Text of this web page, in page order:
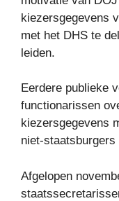
kiezersgegevens
met het DHS te
leiden.
Eerdere publieke
functionarissen
kiezersgegevens
niet-
Afgelopen